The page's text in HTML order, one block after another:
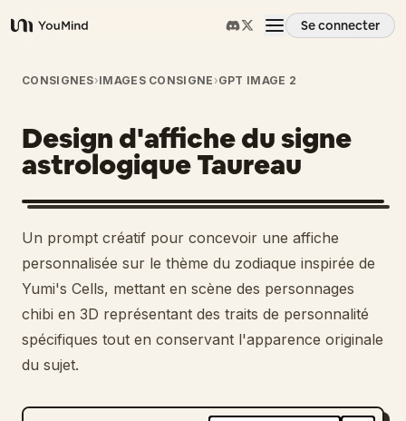
YouMind
Se connecter
Aperçu
Cas d'usage
Compétences
Invites
Tarifs
Télécharger
CONSIGNES›IMAGES CONSIGNE ›GPT IMAGE 2
Design d'affiche du signe
astrologique Taureau
Un prompt créatif pour concevoir une affiche
personnalisée sur le thème du zodiaque inspirée de
Yumi's Cells, mettant en scène des personnages
chibi en 3D représentant des traits de personnalité
spécifiques tout en conservant l'apparence originale
du sujet.